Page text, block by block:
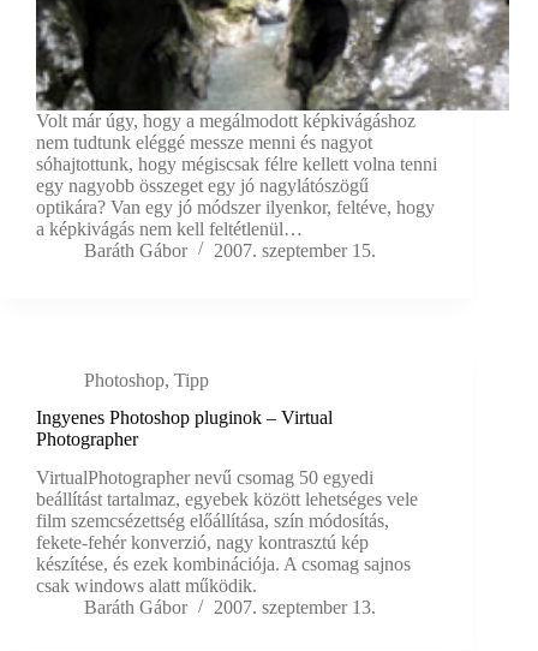
Volt már úgy, hogy a megálmodott képkivágáshoz
nem tudtunk eléggé messze menni és nagyot
sóhajtottunk, hogy mégiscsak félre kellett volna tenni
egy nagyobb összeget egy jó nagylátószögű
optikára? Van egy jó módszer ilyenkor, feltéve, hogy
a képkivágás nem kell feltétlenül…
Baráth Gábor
2007. szeptember 15.
Photoshop, Tipp
Ingyenes Photoshop pluginok – Virtual
Photographer
VirtualPhotographer nevű csomag 50 egyedi
beállítást tartalmaz, egyebek között lehetséges vele
film szemcsézettség előállítása, szín módosítás,
fekete-fehér konverzió, nagy kontrasztú kép
készítése, és ezek kombinációja. A csomag sajnos
csak windows alatt működik.
Baráth Gábor
2007. szeptember 13.